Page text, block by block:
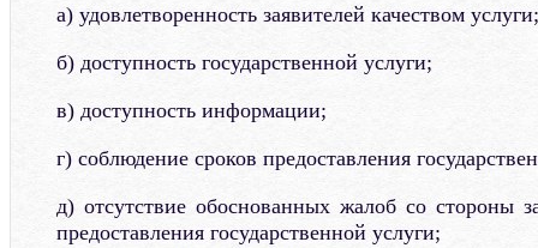
а) удовлетворенность заявителей качеством услуги;
б) доступность государственной услуги;
в) доступность информации;
г) соблюдение сроков предоставления
д) отсутствие обоснованных жалоб со стороны
предоставления государственной услуги;